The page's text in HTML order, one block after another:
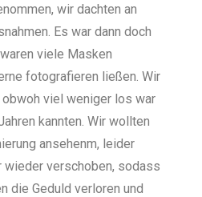
wir dachten an
Es war dann doch
viele Masken
fotografieren ließen. Wir
viel weniger los war
kannten. Wir wollten
ansehenm, leider
wieder verschoben, sodass
die Geduld verloren und